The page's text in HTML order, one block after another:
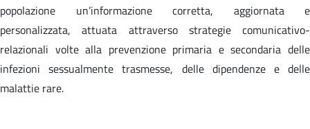
popolazione un’informazione corretta, aggiornata e
personalizzata, attuata attraverso strategie comunicativo-
relazionali volte alla prevenzione primaria e secondaria delle
infezioni sessualmente trasmesse, delle dipendenze e delle
malattie rare.